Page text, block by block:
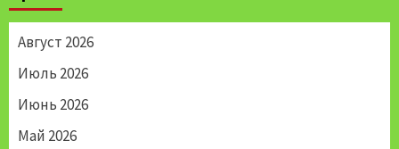
Август 2026
Июль 2026
Июнь 2026
Май 2026